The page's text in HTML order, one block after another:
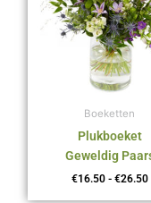
Boeketten
Plukboeket
Geweldig
€16.50 - €26.50